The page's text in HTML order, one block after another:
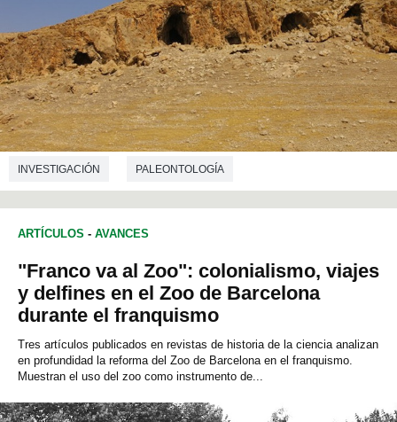
INVESTIGACIÓN PALEONTOLOGÍA
ARTÍCULOS - AVANCES
"Franco va al Zoo": colonialismo, viajes
y delfines en el Zoo de Barcelona
durante el franquismo
Tres artículos publicados en revistas de historia de la ciencia analizan
en profundidad la reforma del Zoo de Barcelona en el franquismo.
Muestran el uso del zoo como instrumento de...